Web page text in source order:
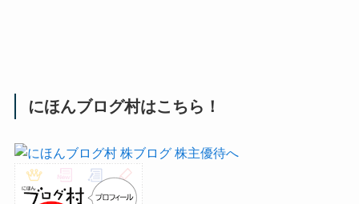
にほんブログ村はこちら！